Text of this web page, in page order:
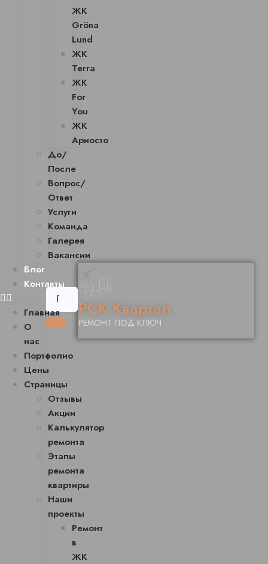
РСК Квартал
РЕМОНТ ПОД КЛЮЧ
ЖК
Gröna
Lund
ЖК
Terra
ЖК
For
You
ЖК
Ариосто
До/
После
Вопрос/
Ответ
Услуги
Команда
Галерея
Вакансии
Блог
Контакты
Главная
О
нас
Портфолио
Цены
Страницы
Отзывы
Акции
Калькулятор
ремонта
Этапы
ремонта
квартиры
Наши
проекты
Ремонт
в
ЖК